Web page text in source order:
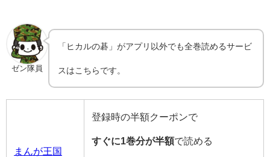
ゼン隊員
「ヒカルの碁」がアプリ以外でも全巻読めるサービ
スはこちらです。
まんが王国
登録時の半額クーポンで
すぐに1巻分が半額で読める